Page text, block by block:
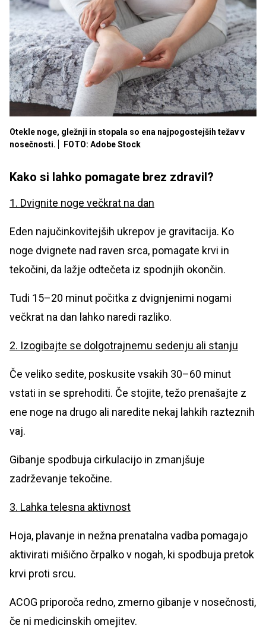
Otekle noge, gležnji in stopala so ena najpogostejših težav v
nosečnosti.
FOTO: Adobe Stock
Kako si lahko pomagate brez zdravil?
1. Dvignite noge večkrat na dan
Eden najučinkovitejših ukrepov je gravitacija. Ko
noge dvignete nad raven srca, pomagate krvi in
tekočini, da lažje odtečeta iz spodnjih okončin.
Tudi 15–20 minut počitka z dvignjenimi nogami
večkrat na dan lahko naredi razliko.
2. Izogibajte se dolgotrajnemu sedenju ali stanju
Če veliko sedite, poskusite vsakih 30–60 minut
vstati in se sprehoditi. Če stojite, težo prenašajte z
ene noge na drugo ali naredite nekaj lahkih razteznih
vaj.
Gibanje spodbuja cirkulacijo in zmanjšuje
zadrževanje tekočine.
3. Lahka telesna aktivnost
Hoja, plavanje in nežna prenatalna vadba pomagajo
aktivirati mišično črpalko v nogah, ki spodbuja pretok
krvi proti srcu.
ACOG priporoča redno, zmerno gibanje v nosečnosti,
če ni medicinskih omejitev.